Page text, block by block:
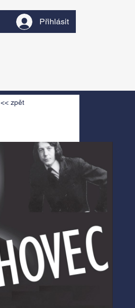
Přihlásit
<< zpět